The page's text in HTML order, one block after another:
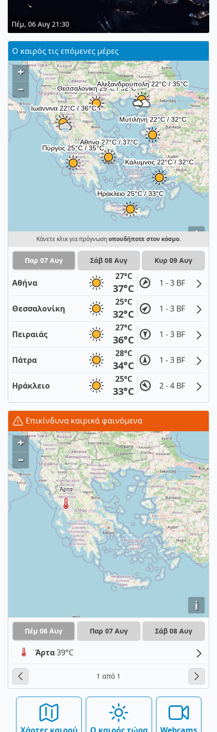
Πέμ, 06 Αυγ 21:30
Ο καιρός τις επόμενες μέρες
i
+
–
Κάνετε κλικ για πρόγνωσηοπουδήποτε στον κόσμο.
Παρ 07 Αυγ Σάβ 08 Αυγ Κυρ 09 Αυγ
Αθήνα
27°C
37°C 1 - 3 BF
Θεσσαλονίκη
25°C
32°C 1 - 3 BF
Πειραιάς
27°C
36°C 1 - 3 BF
Πάτρα
28°C
34°C 1 - 3 BF
Ηράκλειο
25°C
33°C 2 - 4 BF
Επικίνδυνα καιρικά φαινόμενα
i
+
–
Πέμ 06 Αυγ Παρ 07 Αυγ Σάβ 08 Αυγ
Άρτα39°C
1 από 1